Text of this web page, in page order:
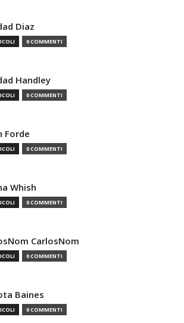
Diaz
0 COMMENTI
Handley
0 COMMENTI
Forde
0 COMMENTI
Whish
0 COMMENTI
CarlosNom
0 COMMENTI
Baines
0 COMMENTI